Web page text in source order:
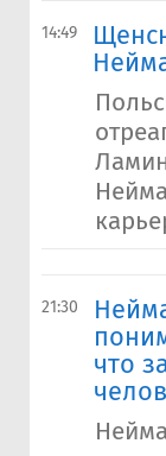
14:49
21:30
что